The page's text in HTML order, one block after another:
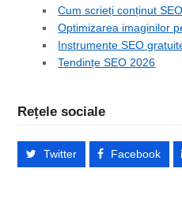
Cum scrieți conținut
Optimizarea imaginilor
Instrumente SEO
Tendințe SEO 2026
Rețele sociale
Twitter Facebook